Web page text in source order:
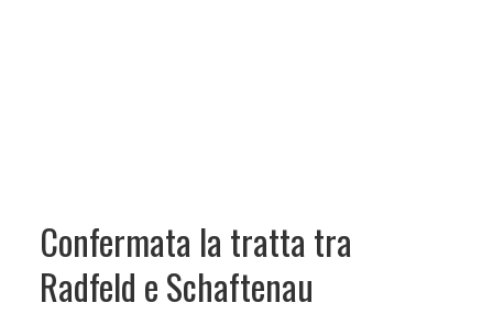
Confermata la tratta tra
Radfeld e Schaftenau